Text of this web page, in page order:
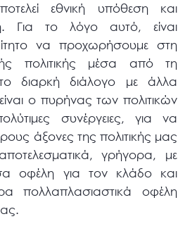
εθνική υπόθεση και
Για το λόγο αυτό, είναι
να προχωρήσουμε στη
πολιτικής μέσα από τη
διαρκή διάλογο με άλλα
ο πυρήνας των πολιτικών
συνέργειες, για να
άξονες της πολιτικής μας
γρήγορα, με
οφέλη για τον κλάδο και
πολλαπλασιαστικά οφέλη